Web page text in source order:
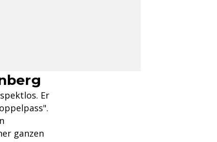
Er
ganzen